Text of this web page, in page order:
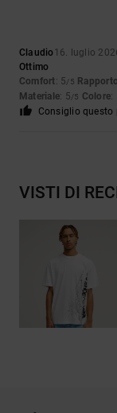
Claudio16. luglio
Ottimo
Comfort: 5/5
Materiale: 5/5 Colore:
Consiglio questo
VISTI DI